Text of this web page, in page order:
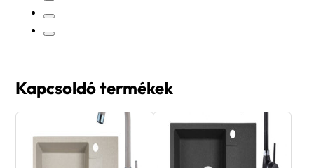
Kapcsoldó termékek